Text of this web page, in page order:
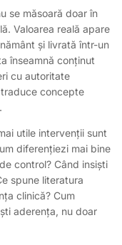
se măsoară doar în
Valoarea reală apare
și livrată într-un
înseamnă conținut
cu autoritate
concepte
utile intervenții sunt
diferențiezi mai bine
control? Când insiști
spune literatura
clinică? Cum
aderența, nu doar